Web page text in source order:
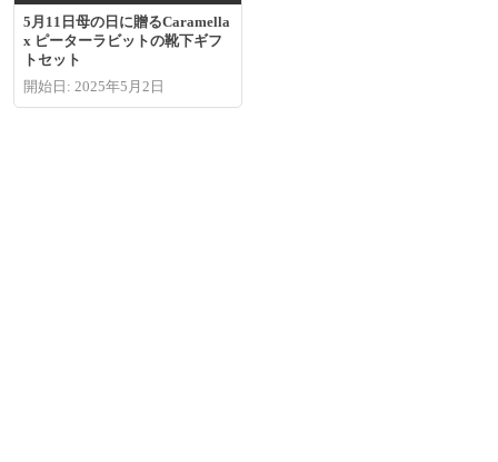
5月11日母の日に贈るCaramella
x ピーターラビットの靴下ギフ
トセット
開始日: 2025年5月2日